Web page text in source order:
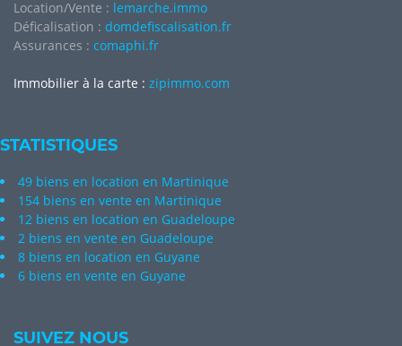
Location/Vente : lemarche.immo
Déficalisation : domdefiscalisation.fr
Assurances : comaphi.fr
Immobilier à la carte : zipimmo.com
STATISTIQUES
49 biens en location en Martinique
154 biens en vente en Martinique
12 biens en location en Guadeloupe
2 biens en vente en Guadeloupe
8 biens en location en Guyane
6 biens en vente en Guyane
SUIVEZ NOUS